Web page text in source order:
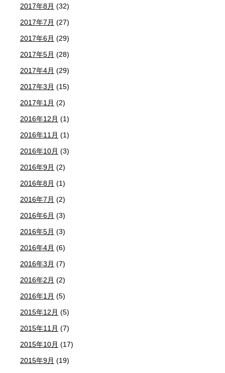
2017年8月 (32)
2017年7月 (27)
2017年6月 (29)
2017年5月 (28)
2017年4月 (29)
2017年3月 (15)
2017年1月 (2)
2016年12月 (1)
2016年11月 (1)
2016年10月 (3)
2016年9月 (2)
2016年8月 (1)
2016年7月 (2)
2016年6月 (3)
2016年5月 (3)
2016年4月 (6)
2016年3月 (7)
2016年2月 (2)
2016年1月 (5)
2015年12月 (5)
2015年11月 (7)
2015年10月 (17)
2015年9月 (19)